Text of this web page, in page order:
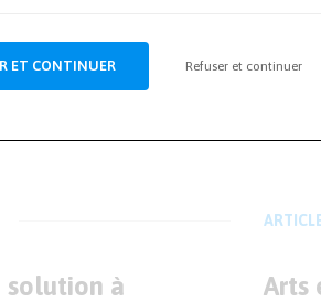
ET CONTINUER Refuser et continuer
solution à
Arts